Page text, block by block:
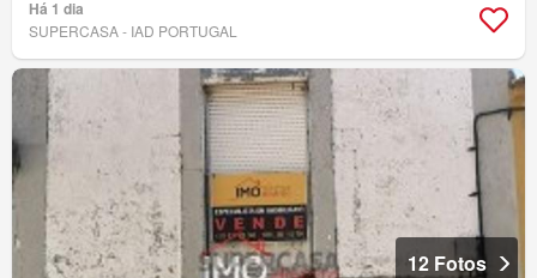
Há 1 dia
SUPERCASA - IAD PORTUGAL
12 Fotos